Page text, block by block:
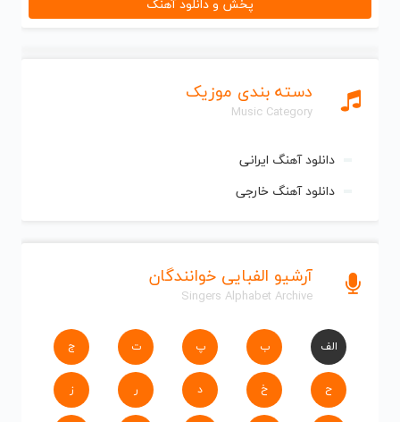
دسته بندی موزیک
Music Category
دانلود آهنگ ایرانی
دانلود آهنگ خارجی
آرشیو الفبایی خوانندگان
Singers Alphabet Archive
الف ب پ ت ج
ح خ د ر ز